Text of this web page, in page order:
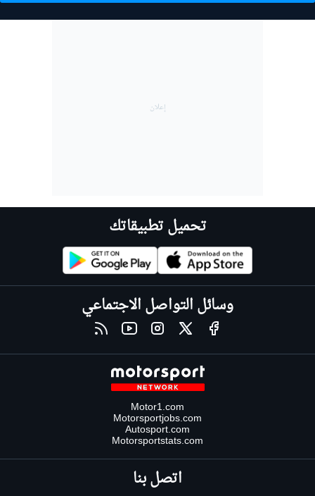
تحميل تطبيقاتك
وسائل التواصل الاجتماعي
Motor1.com
Motorsportjobs.com
Autosport.com
Motorsportstats.com
اتصل بنا